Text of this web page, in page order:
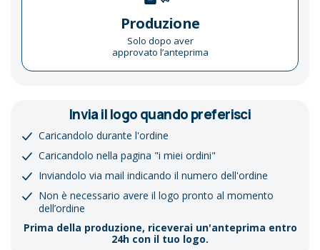
Produzione
Solo dopo aver
approvato l’anteprima
Invia il logo quando preferisci
Caricandolo durante l'ordine
Caricandolo nella pagina "i miei ordini"
Inviandolo via mail indicando il numero dell'ordine
Non è necessario avere il logo pronto al momento
dell’ordine
Prima della produzione, riceverai un'anteprima entro
24h con il tuo logo.